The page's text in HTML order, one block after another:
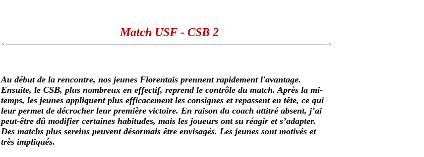
Match USF - CSB 2
Au début de la rencontre, nos jeunes Florentais prennent rapidement l'avantage.
Ensuite, le CSB, plus nombreux en effectif, reprend le contrôle du match. Après la mi-
temps, les jeunes appliquent plus efficacement les consignes et repassent en tête, ce qui
leur permet de décrocher leur première victoire. En raison du coach attitré absent, j’ai
peut-être dû modifier certaines habitudes, mais les joueurs ont su réagir et s’adapter.
Des matchs plus sereins peuvent désormais être envisagés. Les jeunes sont motivés et
très impliqués.